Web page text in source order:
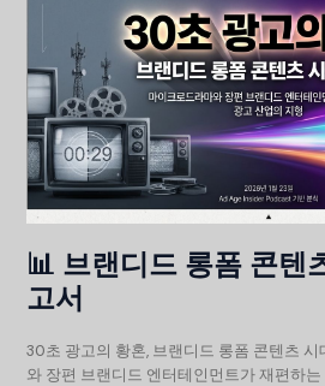
📊 브랜디드 롱폼 콘텐
고서
30초 광고의 황혼, 브랜디드 롱폼 콘텐츠
와 장편 브랜디드 엔터테인먼트가 재편하